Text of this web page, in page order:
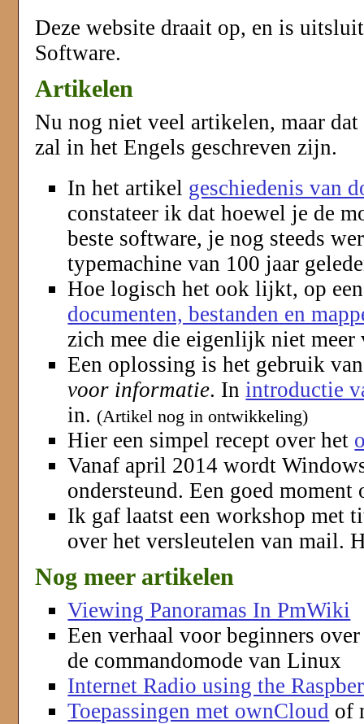
Deze website draait op, en is
Software.
Artikelen
Nu nog niet veel artikelen, maar dat
zal in het Engels geschreven zijn.
In het artikel geschiedenis van
constateer ik dat hoewel je de
beste software, je nog steeds
typemachine van 100 jaar
Hoe logisch het ook lijkt, op
documenten, bestanden en
zich mee die eigenlijk niet
Een oplossing is het gebruik
voor informatie. In introductie
in. (Artikel nog in ontwikkeling)
Hier een simpel recept over het
Vanaf april 2014 wordt
ondersteund. Een goed moment
Ik gaf laatst een workshop met
over het versleutelen van mail.
Nog meer artikelen
Viewing Panoramas In PmWiki
Een verhaal voor beginners
de commandomode van Linux
Internet Radio using the
Toepassingen met ownCloud of